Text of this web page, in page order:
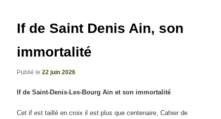
If de Saint Denis Ain, son
immortalité
Publié le22 juin 2026
If de Saint-Denis-Les-Bourg Ain et son immortalité
Cet if est taillé en croix il est plus que centenaire, Cahier de